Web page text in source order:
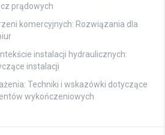
prądowych
komercyjnych: Rozwiązania dla
instalacji hydraulicznych:
instalacji
Techniki i wskazówki dotyczące
wykończeniowych